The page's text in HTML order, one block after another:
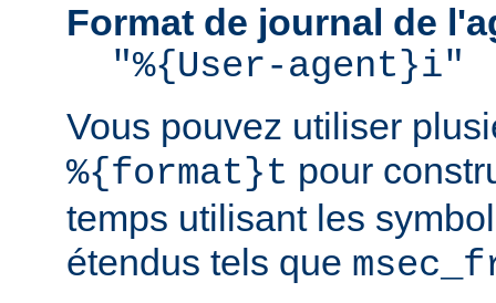
Format de journal de
"%{User-agent}i"
Vous pouvez utiliser
%{format}t pour
temps utilisant les
étendus tels que